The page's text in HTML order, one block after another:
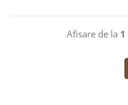
Afisare de la 1